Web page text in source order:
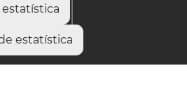
estatística
Rua Padre Pascoal e da Rua do